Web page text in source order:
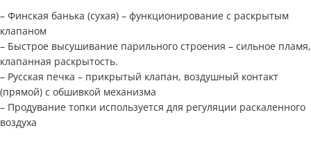
– Финская банька (сухая) – функционирование с раскрытым
клапаном
– Быстрое высушивание парильного строения – сильное пламя,
клапанная раскрытость.
– Русская печка – прикрытый клапан, воздушный контакт
(прямой) с обшивкой механизма
– Продувание топки используется для регуляции раскаленного
воздуха